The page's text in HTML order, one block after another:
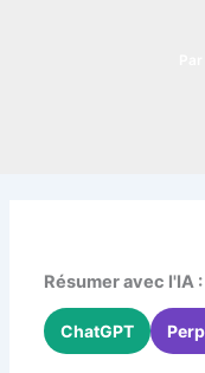
Résumer avec l'IA :
ChatGPT